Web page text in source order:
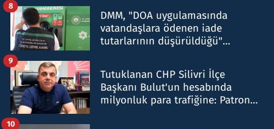
DMM, "DOA uygulamasında
vatandaşlara ödenen iade
tutarlarının düşürüldüğü"
8
Tutuklanan CHP Silivri İlçe
Başkanı Bulut'un hesabında
milyonluk para trafiğine: Patron
9
10